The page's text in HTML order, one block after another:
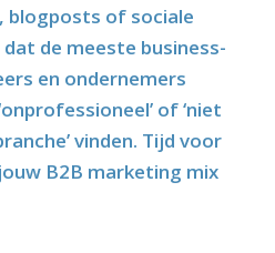
blogposts of sociale
de meeste business-
en ondernemers
of ‘niet
vinden. Tijd voor
B2B marketing mix